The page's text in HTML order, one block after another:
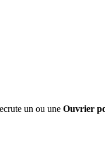
un ou une Ouvrier